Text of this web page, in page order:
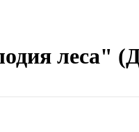
леса"